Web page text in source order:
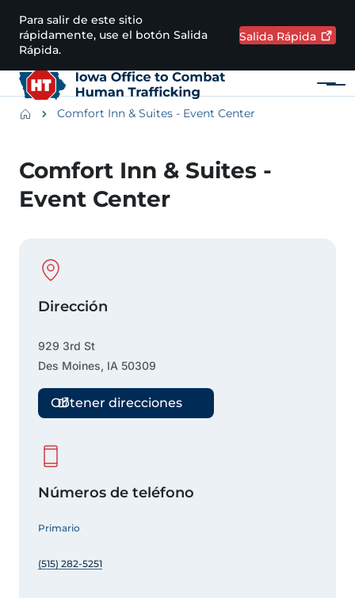
Pasar al contenido principal
Para salir de este sitio
rápidamente, use el botón Salida
Rápida.
Salida Rápida
Menú
Main navigation
BreadcrumbsComfort Inn & Suites - Event Center
Comfort Inn & Suites -
Event Center
Physical Location
Dirección
929 3rd St
Des Moines, IA 50309
Obtener direcciones
Números de teléfono
Primario
(515) 282-5251